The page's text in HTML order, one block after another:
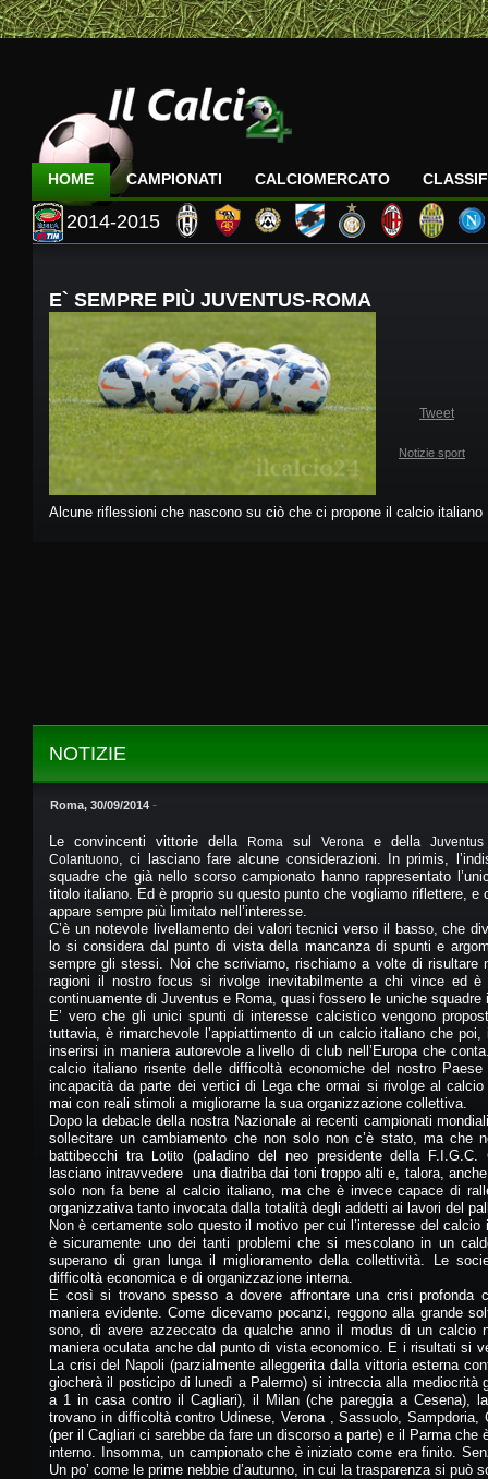
HOME CAMPIONATI CALCIOMERCATO
2014-2015
E` SEMPRE PIÙ JUVENTUS-ROMA
Tweet
Notizie sport
Alcune riflessioni che nascono su ciò che ci propone il calcio italiano
NOTIZIE
Roma, 30/09/2014 -
Le convincenti vittorie della Roma sul Verona e della Juventus
Colantuono, ci lasciano fare alcune considerazioni. In primis,
squadre che già nello scorso campionato hanno rappresentato
titolo italiano. Ed è proprio su questo punto che vogliamo riflettere, e
appare sempre più limitato nell’interesse.
C’è un notevole livellamento dei valori tecnici verso il basso, che
lo si considera dal punto di vista della mancanza di spunti e
sempre gli stessi. Noi che scriviamo, rischiamo a volte di risultare
ragioni il nostro focus si rivolge inevitabilmente a chi vince ed
continuamente di Juventus e Roma, quasi fossero le uniche
E’ vero che gli unici spunti di interesse calcistico vengono
tuttavia, è rimarchevole l’appiattimento di un calcio italiano che
inserirsi in maniera autorevole a livello di club nell’Europa che
calcio italiano risente delle difficoltà economiche del nostro
incapacità da parte dei vertici di Lega che ormai si rivolge al
mai con reali stimoli a migliorarne la sua organizzazione collettiva.
Dopo la debacle della nostra Nazionale ai recenti campionati
sollecitare un cambiamento che non solo non c’è stato, ma che
battibecchi tra
Lotito(paladino del neo presidente della F.I.G.C.
lasciano intravvedere una diatriba dai toni troppo alti e, talora,
solo non fa bene al calcio italiano, ma che è invece capace di
organizzativa tanto invocata dalla totalità degli addetti ai lavori del
Non è certamente solo questo il motivo per cui l’interesse del
è sicuramente uno dei tanti problemi che si mescolano in un
superano di gran lunga il miglioramento della collettività. Le
difficoltà economica e di organizzazione interna.
E così si trovano spesso a dovere affrontare una crisi profonda
maniera evidente. Come dicevamo pocanzi, reggono alla grande
sono, di avere azzeccato da qualche anno il modus di un calcio
maniera oculata anche dal punto di vista economico. E i risultati si
La crisi del Napoli (parzialmente alleggerita dalla vittoria esterna
giocherà il posticipo di lunedì a Palermo) si intreccia alla mediocrità
a 1 in casa contro il Cagliari), il Milan (che pareggia a Cesena),
trovano in difficoltà contro Udinese, Verona , Sassuolo, Sampdoria,
(per il Cagliari ci sarebbe da fare un discorso a parte) e il Parma che
interno. Insomma, un campionato che è iniziato come era finito.
Un po’ come le prime nebbie d’autunno, in cui la trasparenza si può